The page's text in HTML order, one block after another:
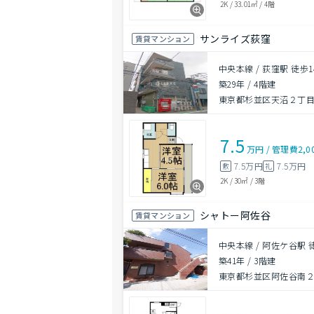
2K /33.01㎡ / 4階
賃貸マンション サンライズ荻窪
中央本線 / 荻窪駅 徒歩
築29年 /4階建
東京都杉並区天沼２丁目
7.5 万円 /管理費
敷 7.5万円礼 7.5万円
2K /30㎡ /3階
賃貸マンション シャトー阿佐谷
中央本線 / 阿佐ケ谷駅
築41年 / 3階建
東京都杉並区阿佐谷南